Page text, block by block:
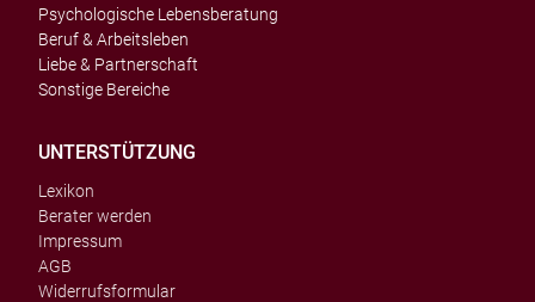
Psychologische Lebensberatung
Beruf & Arbeitsleben
Liebe & Partnerschaft
Sonstige Bereiche
UNTERSTÜTZUNG
Lexikon
Berater werden
Impressum
AGB
Widerrufsformular